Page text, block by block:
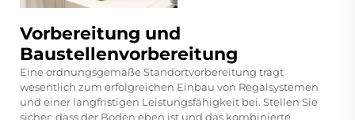
Vorbereitung und
Baustellenvorbereitung
Eine ordnungsgemäße Standortvorbereitung trägt
wesentlich zum erfolgreichen Einbau von Regalsystemen
und einer langfristigen Leistungsfähigkeit bei. Stellen Sie
sicher, dass der Boden eben ist und das kombinierte